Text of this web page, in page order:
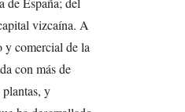
vizcaína. A
y comercial de la
con más de
y